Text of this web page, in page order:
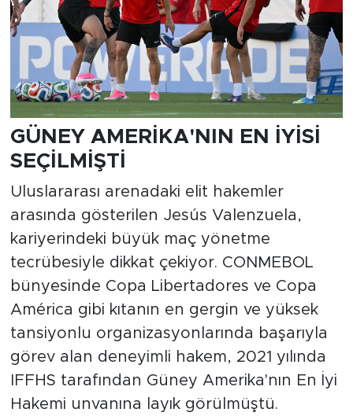
GÜNEY AMERİKA'NIN EN İYİSİ
SEÇİLMİŞTİ
Uluslararası arenadaki elit hakemler
arasında gösterilen Jesús Valenzuela,
kariyerindeki büyük maç yönetme
tecrübesiyle dikkat çekiyor. CONMEBOL
bünyesinde Copa Libertadores ve Copa
América gibi kıtanın en gergin ve yüksek
tansiyonlu organizasyonlarında başarıyla
görev alan deneyimli hakem, 2021 yılında
IFFHS tarafından Güney Amerika'nın En İyi
Hakemi unvanına layık görülmüştü.